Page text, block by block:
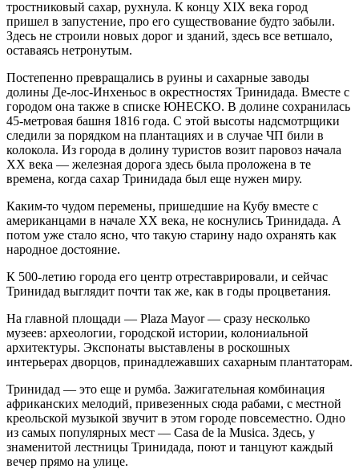
тростниковый сахар, рухнула. К концу XIX века город
пришел в запустение, про его существование будто забыли.
Здесь не строили новых дорог и зданий, здесь все ветшало,
оставаясь нетронутым.
Постепенно превращались в руины и сахарные заводы
долины Де-лос-Инхеньос в окрестностях Тринидада. Вместе с
городом она также в списке ЮНЕСКО. В долине сохранилась
45-метровая башня 1816 года. С этой высоты надсмотрщики
следили за порядком на плантациях и в случае ЧП били в
колокола. Из города в долину туристов возит паровоз начала
XX века — железная дорога здесь была проложена в те
времена, когда сахар Тринидада был еще нужен миру.
Каким-то чудом перемены, пришедшие на Кубу вместе с
американцами в начале XX века, не коснулись Тринидада. А
потом уже стало ясно, что такую старину надо охранять как
народное достояние.
К 500-летию города его центр отреставрировали, и сейчас
Тринидад выглядит почти так же, как в годы процветания.
На главной площади — Plaza Mayor — сразу несколько
музеев: археологии, городской истории, колониальной
архитектуры. Экспонаты выставлены в роскошных
интерьерах дворцов, принадлежавших сахарным плантаторам.
Тринидад — это еще и румба. Зажигательная комбинация
африканских мелодий, привезенных сюда рабами, с местной
креольской музыкой звучит в этом городе повсеместно. Одно
из самых популярных мест — Casa de la Musica. Здесь, у
знаменитой лестницы Тринидада, поют и танцуют каждый
вечер прямо на улице.